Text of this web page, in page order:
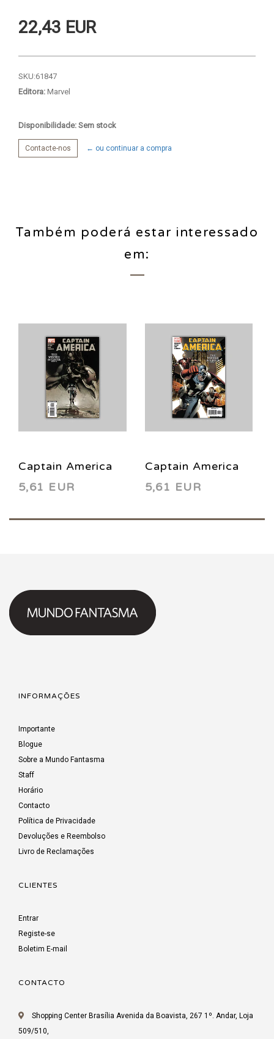
22,43 EUR
SKU:61847
Editora: Marvel
Disponibilidade: Sem stock
Contacte-nos ← ou continuar a compra
Também poderá estar interessado
em:
Captain America
(Vol. 5) 12 2005
5,61 EUR
Captain America
(Vol. 5) 13 2006
5,61 EUR
INFORMAÇÕES
Importante
Blogue
Sobre a Mundo Fantasma
Staff
Horário
Contacto
Política de Privacidade
Devoluções e Reembolso
Livro de Reclamações
CLIENTES
Entrar
Registe-se
Boletim E-mail
CONTACTO
Shopping Center Brasília Avenida da Boavista, 267 1º. Andar, Loja
509/510,